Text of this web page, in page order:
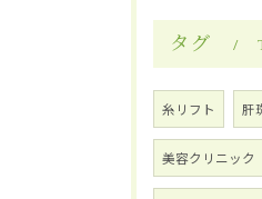
タグ
糸リフト 肝
美容クリニック